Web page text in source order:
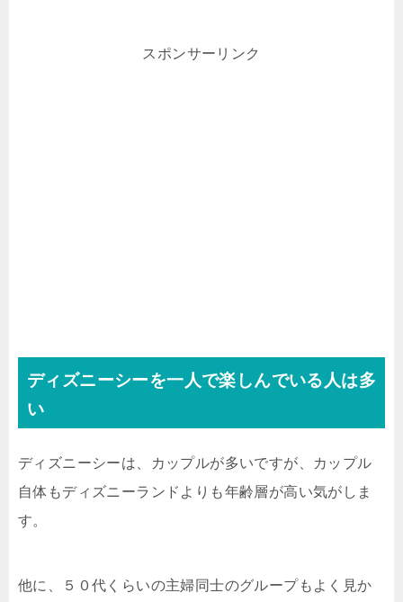
スポンサーリンク
ディズニーシーを一人で楽しんでいる人は多
い
ディズニーシーは、カップルが多いですが、カップル
自体もディズニーランドよりも年齢層が高い気がしま
す。
他に、５０代くらいの主婦同士のグループもよく見か